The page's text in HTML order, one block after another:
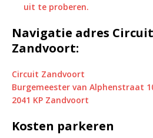
uit te proberen.
Navigatie adres
Zandvoort:
Circuit Zandvoort
Burgemeester van Alphenstraat
2041 KP Zandvoort
Kosten parkeren